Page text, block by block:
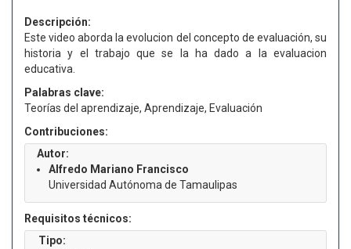
Descripción:
Este video aborda la evolucion del concepto de evaluación, su
historia y el trabajo que se la ha dado a la evaluacion
educativa.
Palabras clave:
Teorías del aprendizaje, Aprendizaje, Evaluación
Contribuciones:
Autor:
Alfredo Mariano Francisco
Universidad Autónoma de Tamaulipas
Requisitos técnicos:
Tipo: